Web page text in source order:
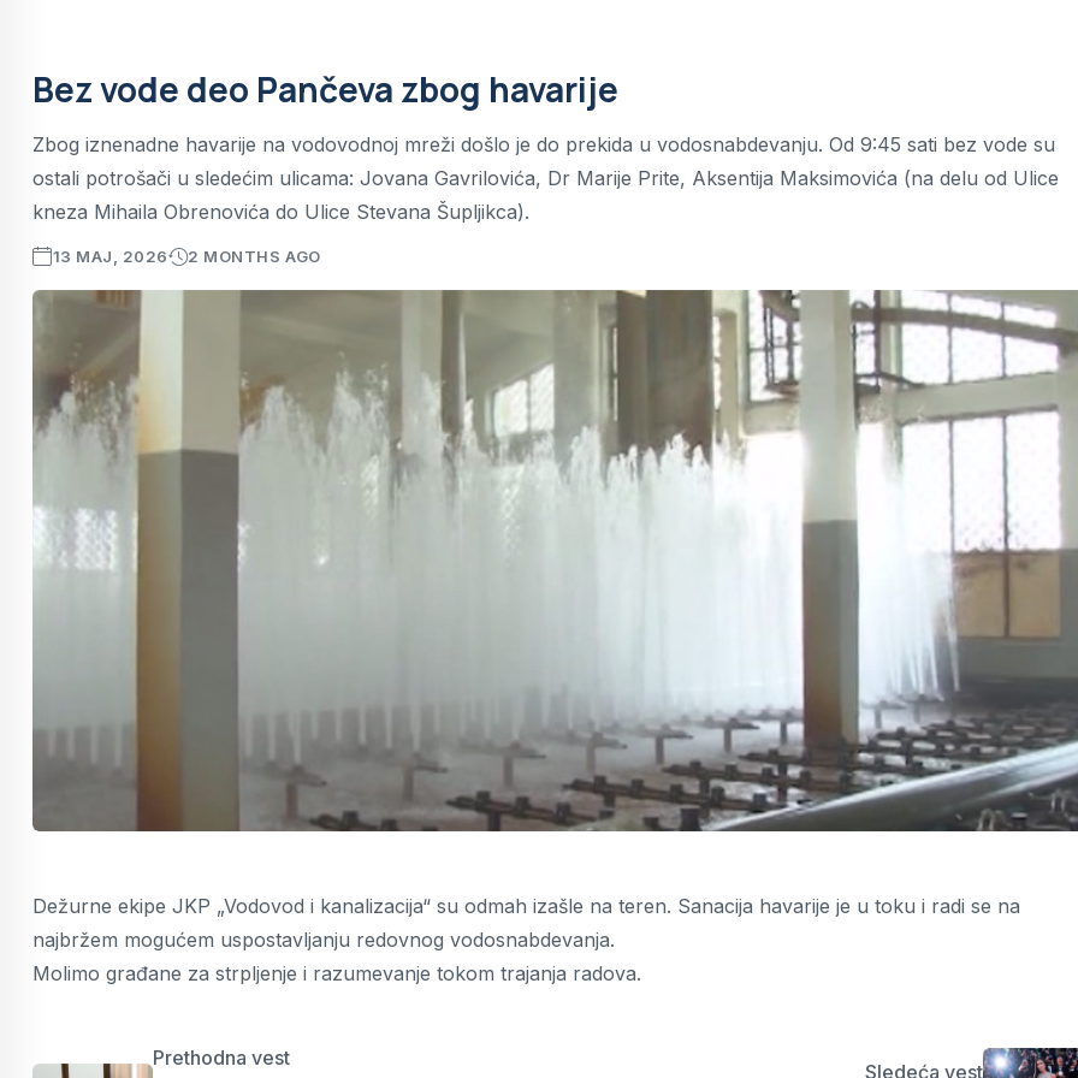
Bez vode deo Pančeva zbog havarije
Zbog iznenadne havarije na vodovodnoj mreži došlo je do prekida u vodosnabdevanju. Od 9:45 sati bez vode su
ostali potrošači u sledećim ulicama: Jovana Gavrilovića, Dr Marije Prite, Aksentija Maksimovića (na delu od Ulice
kneza Mihaila Obrenovića do Ulice Stevana Šupljikca).
13 MAJ, 2026 2 MONTHS AGO
Dežurne ekipe JKP „Vodovod i kanalizacija“ su odmah izašle na teren. Sanacija havarije je u toku i radi se na
najbržem mogućem uspostavljanju redovnog vodosnabdevanja.
Molimo građane za strpljenje i razumevanje tokom trajanja radova.
Prethodna vest
Sledeća vest